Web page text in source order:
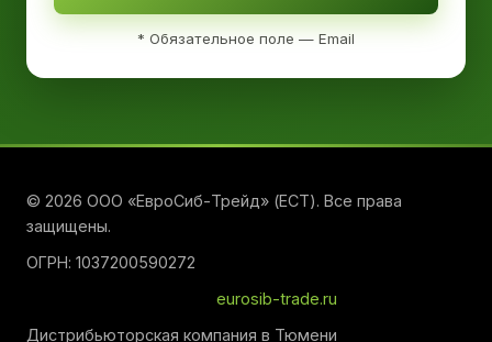
* Обязательное поле — Email
© 2026 ООО «ЕвроСиб-Трейд» (ЕСТ). Все права
защищены.
ОГРН: 1037200590272
eurosib-trade.ru
Дистрибьюторская компания в Тюмени